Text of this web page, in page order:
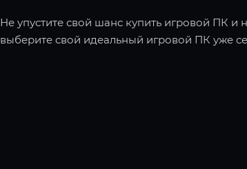
Не упустите свой шанс купить игровой ПК
выберите свой идеальный игровой ПК уже